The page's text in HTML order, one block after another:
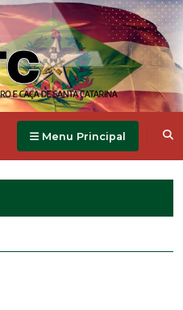
Menu Principal